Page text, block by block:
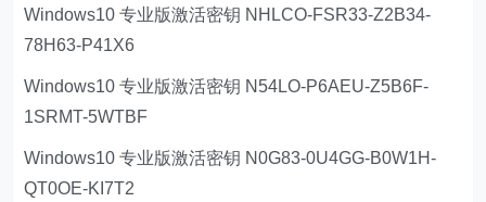
Windows10 专业版激活密钥 NHLCO-FSR33-Z2B34-
78H63-P41X6
Windows10 专业版激活密钥 N54LO-P6AEU-Z5B6F-
1SRMT-5WTBF
Windows10 专业版激活密钥 N0G83-0U4GG-B0W1H-
QT0OE-KI7T2